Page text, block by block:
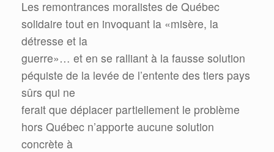
Les remontrances moralistes de Québec
solidaire tout en invoquant la «misère, la
détresse et la
guerre»… et en se ralliant à la fausse solution
péquiste de la levée de l’entente des tiers pays
sûrs qui ne
ferait que déplacer partiellement le problème
hors Québec n’apporte aucune solution
concrète à